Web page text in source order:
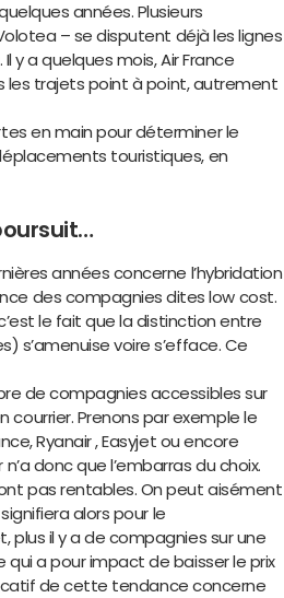
années. Plusieurs
– se disputent déjà les lignes
y a quelques mois, Air France
les trajets point à point, autrement
en main pour déterminer le
touristiques, en
années concerne l’hybridation
des compagnies dites low cost.
le fait que la distinction entre
s’amenuise voire s’efface. Ce
de compagnies accessibles sur
courrier. Prenons par exemple le
Ryanair , Easyjet ou encore
donc que l’embarras du choix.
pas rentables. On peut aisément
alors pour le
plus il y a de compagnies sur une
a pour impact de baisser le prix
de cette tendance concerne